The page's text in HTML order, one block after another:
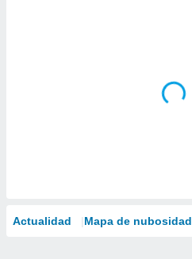
Actualidad Mapa de nubosidad